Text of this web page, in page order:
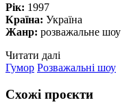
Рік: 1997
Країна: Україна
Жанр: розважальне шоу
Читати далі
Гумор Розважальні шоу
Схожі проєкти